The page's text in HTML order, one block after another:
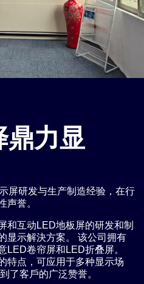
鼎力显
屏研发与生产制造经验，在行
声誉。
和互动LED地板屏的研发和制
显示解決方案。 该公司拥有
LED卷帘屏和LED折叠屏。
特点，可应用于多种显示场
了客戶的广泛赞誉。